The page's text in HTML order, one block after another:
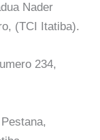
Nader
(TCI Itatiba).
234,